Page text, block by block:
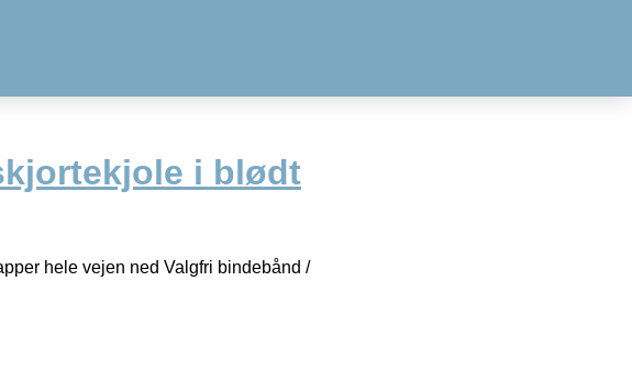
i blødt
hele vejen ned Valgfri bindebånd /